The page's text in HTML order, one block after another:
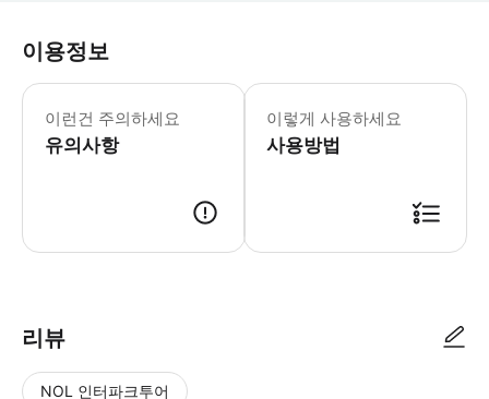
이용정보
이런건 주의하세요
유의사항
이렇게 사용하세요
사용방법
리뷰
NOL 인터파크투어